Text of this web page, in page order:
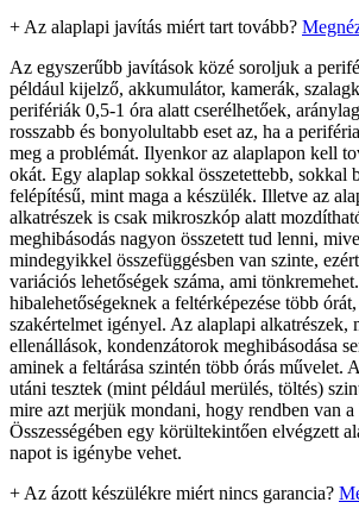
+ Az alaplapi javítás miért tart tovább?
Az egyszerűbb javítások közé soroljuk a
például kijelző, akkumulátor, kamerák,
perifériák 0,5-1 óra alatt cserélhetőek,
rosszabb és bonyolultabb eset az, ha a
meg a problémát. Ilyenkor az alaplapon kell
okát. Egy alaplap sokkal összetettebb, sokkal
felépítésű, mint maga a készülék. Illetve az
alkatrészek is csak mikroszkóp alatt
meghibásodás nagyon összetett tud lenni,
mindegyikkel összefüggésben van szinte,
variációs lehetőségek száma, ami
hibalehetőségeknek a feltérképezése több
szakértelmet igényel. Az alaplapi alkatrészek,
ellenállások, kondenzátorok meghibásodása
aminek a feltárása szintén több órás művelet.
utáni tesztek (mint például merülés, töltés)
mire azt merjük mondani, hogy rendben van a
Összességében egy körültekintően elvégzett
napot is igénybe vehet.
+ Az ázott készülékre miért nincs garancia?